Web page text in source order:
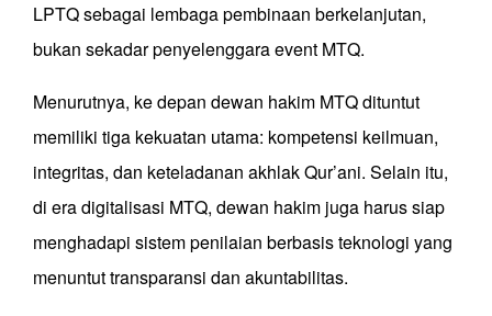
LPTQ sebagai lembaga pembinaan berkelanjutan,
bukan sekadar penyelenggara event MTQ.
Menurutnya, ke depan dewan hakim MTQ dituntut
memiliki tiga kekuatan utama: kompetensi keilmuan,
integritas, dan keteladanan akhlak Qur’ani. Selain itu,
di era digitalisasi MTQ, dewan hakim juga harus siap
menghadapi sistem penilaian berbasis teknologi yang
menuntut transparansi dan akuntabilitas.